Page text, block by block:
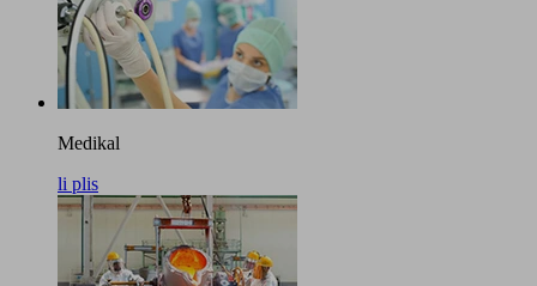
Medikal
li plis